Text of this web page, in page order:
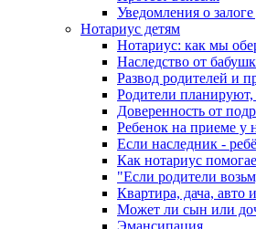
Уведомления о
Нотариус детям
Нотариус: как мы
Наследство от
Развод родителей и
Родители планируют,
Доверенность от
Ребенок на приеме у
Если наследник -
Как нотариус
"Если родители
Квартира, дача, авто
Может ли сын или
Эмансипация